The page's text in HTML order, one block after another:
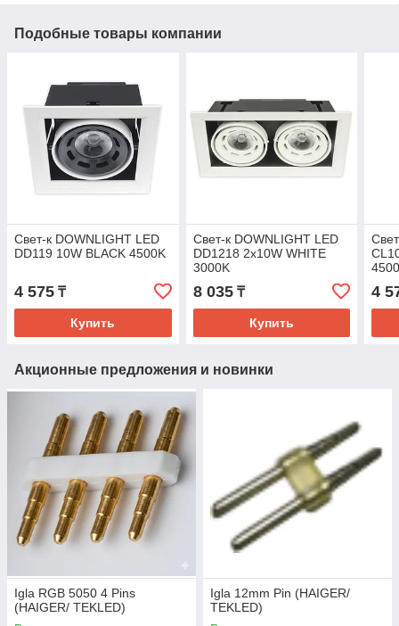
Подобные товары компании
Свет-к DOWNLIGHT LED
DD119 10W BLACK 4500K
4 575 ₸
Купить
Свет-к DOWNLIGHT LED
DD1218 2х10W WHITE
3000K
8 035₸
Купить
4
Акционные предложения и новинки
Igla RGB 5050 4 Pins
(HAIGER/ TEKLED)
Igla 12mm Pin (HAIGER/
TEKLED)